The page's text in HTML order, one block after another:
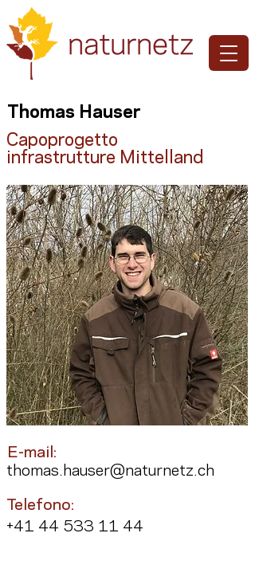
Thomas Hauser
Capoprogetto
infrastrutture Mittelland
E-mail:
thomas.hauser@naturnetz.ch
Telefono:
+41 44 533 11 44